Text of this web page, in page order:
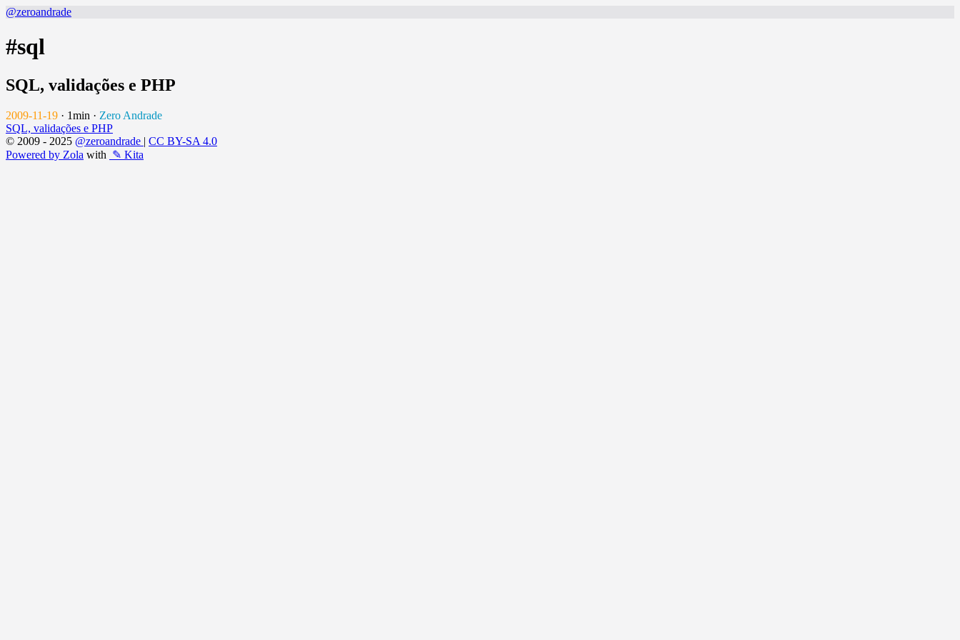
@zeroandrade
#sql
SQL, validações e PHP
2009-11-19 · 1min · Zero Andrade
SQL, validações e PHP
© 2009 - 2025 @zeroandrade | CC BY-SA 4.0
Powered by Zola with ✎ Kita